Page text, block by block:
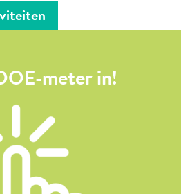
meter in!